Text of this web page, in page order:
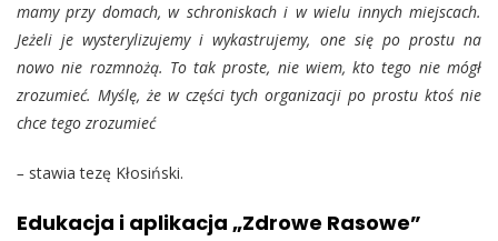
mamy przy domach, w schroniskach i w wielu innych miejscach.
Jeżeli je wysterylizujemy i wykastrujemy, one się po prostu na
nowo nie rozmnożą. To tak proste, nie wiem, kto tego nie mógł
zrozumieć. Myślę, że w części tych organizacji po prostu ktoś nie
chce tego zrozumieć
– stawia tezę Kłosiński.
Edukacja i aplikacja „Zdrowe Rasowe”